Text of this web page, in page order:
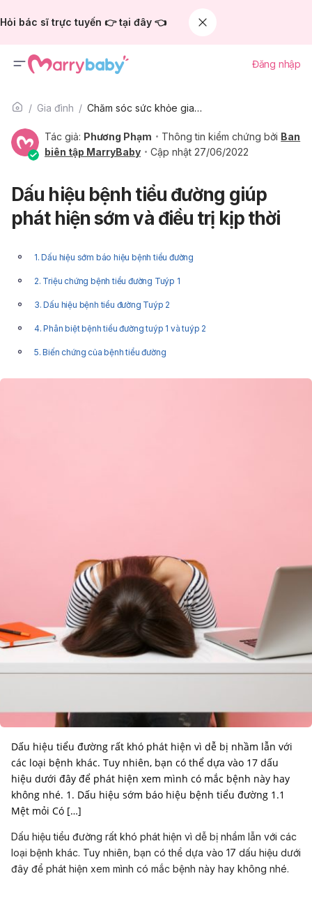
Hỏi bác sĩ trực tuyến 👉 tại đây 👈
Đăng nhập
Gia đình Chăm sóc sức khỏe gia đình
Tác giả: Phương Phạm Thông tin kiểm chứng bởi Ban
biên tập MarryBaby
Cập nhật 27/06/2022
Dấu hiệu bệnh tiểu đường giúp
phát hiện sớm và điều trị kịp thời
1. Dấu hiệu sớm báo hiệu bệnh tiểu đường
2. Triệu chứng bệnh tiểu đường Tuýp 1
3. Dấu hiệu bệnh tiểu đường Tuýp 2
4. Phân biệt bệnh tiểu đường tuýp 1 và tuýp 2
5. Biến chứng của bệnh tiểu đường
Dấu hiệu tiểu đường rất khó phát hiện vì dễ bị nhầm lẫn với
các loại bệnh khác. Tuy nhiên, bạn có thể dựa vào 17 dấu
hiệu dưới đây để phát hiện xem mình có mắc bệnh này hay
không nhé. 1. Dấu hiệu sớm báo hiệu bệnh tiểu đường 1.1
Mệt mỏi Có […]
Dấu hiệu tiểu đường rất khó phát hiện vì dễ bị nhầm lẫn với các
loại bệnh khác. Tuy nhiên, bạn có thể dựa vào 17 dấu hiệu dưới
đây để phát hiện xem mình có mắc bệnh này hay không nhé.